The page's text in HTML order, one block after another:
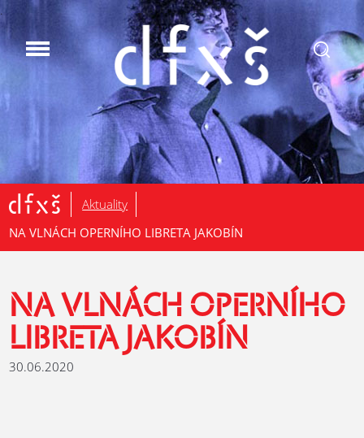
.
Aktuality
NA VLNÁCH OPERNÍHO LIBRETA JAKOBÍN
NA VLNÁCH OPERNÍHO
LIBRETA JAKOBÍN
30.06.2020